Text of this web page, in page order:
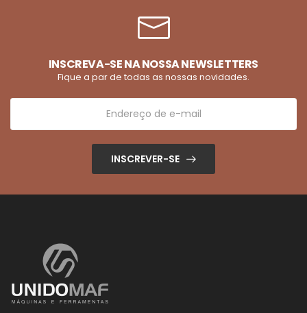
INSCREVA-SE NA NOSSA NEWSLETTERS
Fique a par de todas as nossas novidades.
INSCREVER-SE